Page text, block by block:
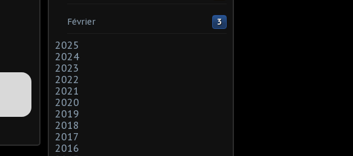
Février 3
2025
2024
2023
2022
2021
2020
2019
2018
2017
2016